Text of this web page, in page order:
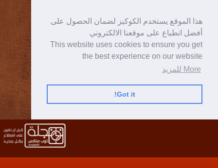
هذا الموقع يستخدم الكوكيز لضمان الحصول على
أفضل انطباع على موقعنا الالكتروني
This website uses cookies to ensure you get
the best experience on our website
More للمزيد
Got it!